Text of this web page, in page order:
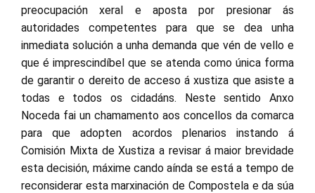
preocupación xeral e aposta por presionar ás
autoridades competentes para que se dea unha
inmediata solución a unha demanda que vén de vello e
que é imprescindíbel que se atenda como única forma
de garantir o dereito de acceso á xustiza que asiste a
todas e todos os cidadáns. Neste sentido Anxo
Noceda fai un chamamento aos concellos da comarca
para que adopten acordos plenarios instando á
Comisión Mixta de Xustiza a revisar á maior brevidade
esta decisión, máxime cando aínda se está a tempo de
reconsiderar esta marxinación de Compostela e da súa